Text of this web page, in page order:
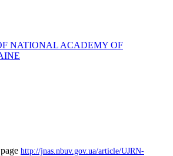
NATIONAL ACADEMY OF
http://jnas.nbuv.gov.ua/article/UJRN-